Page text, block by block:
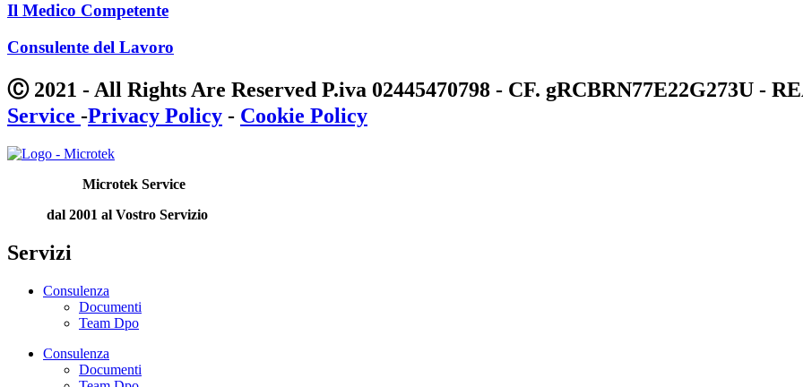
Il Medico Competente
Consulente del Lavoro
Ⓒ 2021 - All Rights Are Reserved P.iva 02445470798 - CF. gRCBRN77E22G273U -
Service -Privacy Policy - Cookie Policy
Microtek Service
dal 2001 al Vostro Servizio
Servizi
Consulenza
Documenti
Team Dpo
Consulenza
Documenti